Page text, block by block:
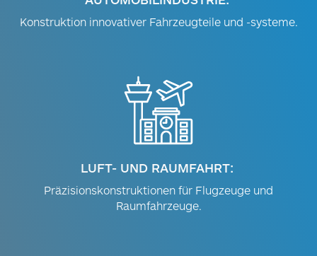
Konstruktion innovativer Fahrzeugteile und -systeme.
LUFT- UND RAUMFAHRT:
Präzisionskonstruktionen für Flugzeuge und
Raumfahrzeuge.